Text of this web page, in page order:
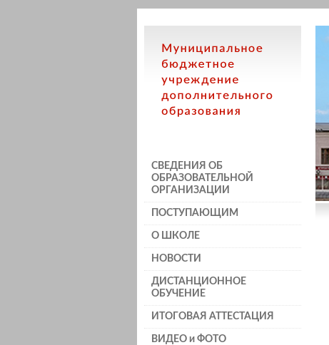
СВЕДЕНИЯ ОБ
ОБРАЗОВАТЕЛЬНОЙ
ОРГАНИЗАЦИИ
ПОСТУПАЮЩИМ
О ШКОЛЕ
НОВОСТИ
ДИСТАНЦИОННОЕ
ОБУЧЕНИЕ
ИТОГОВАЯ АТТЕСТАЦИЯ
ВИДЕО и ФОТО